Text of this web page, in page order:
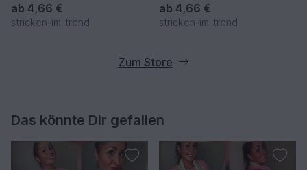
ab 4,66 €
stricken-im-trend
ab 4,66 €
stricken-im-trend
Zum Store
Das könnte Dir gefallen